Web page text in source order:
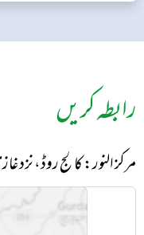
رابطہ کریں
مرکز النور: کالج روڈ،